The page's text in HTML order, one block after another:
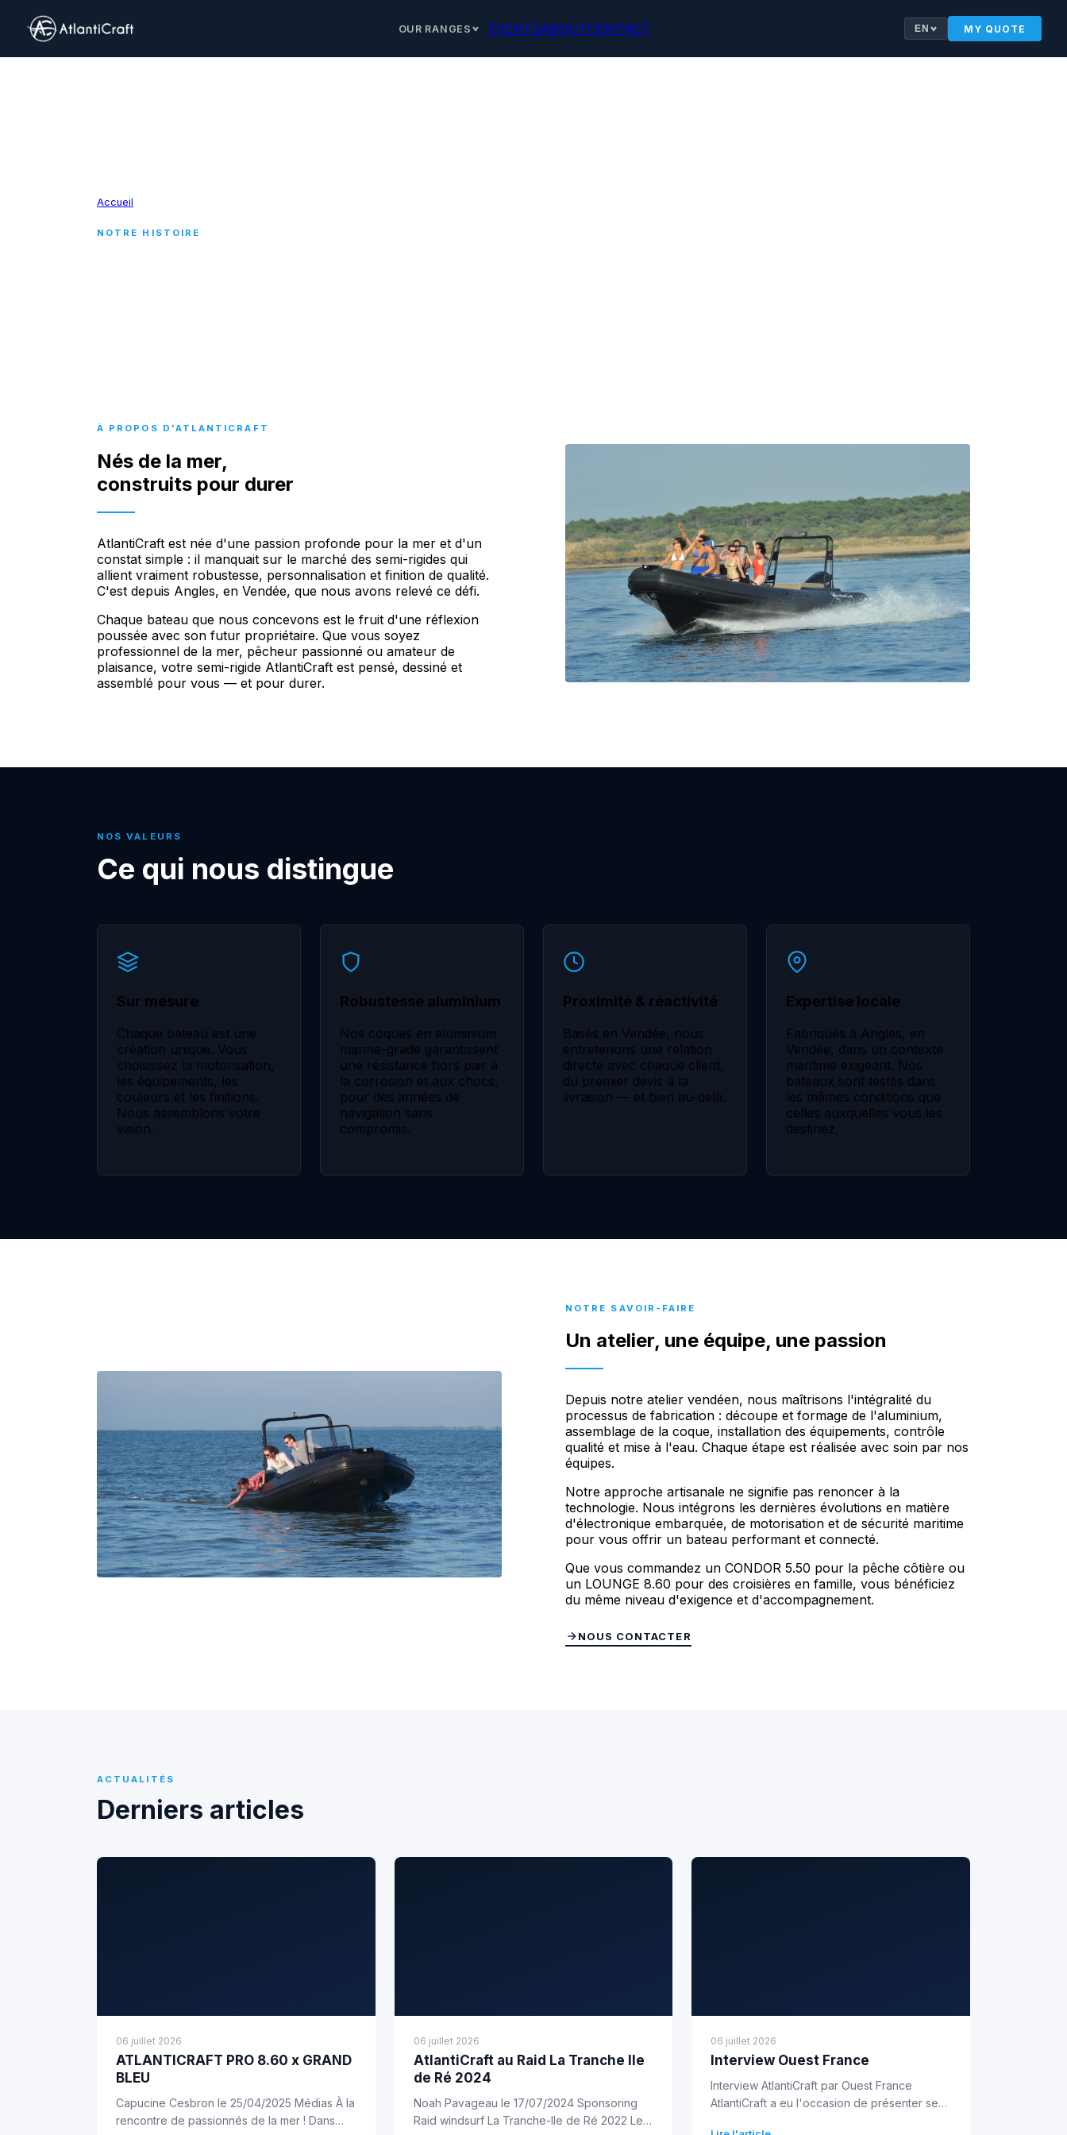
OUR RANGES EVENTSABOUTCONTACT EN MY QUOTE
Accueil
NOTRE HISTOIRE
À PROPOS D'ATLANTICRAFT
Nés de la mer,
construits pour durer
AtlantiCraft est née d'une passion profonde pour la mer et d'un
constat simple : il manquait sur le marché des semi-rigides qui
allient vraiment robustesse, personnalisation et finition de qualité.
C'est depuis Angles, en Vendée, que nous avons relevé ce défi.
Chaque bateau que nous concevons est le fruit d'une réflexion
poussée avec son futur propriétaire. Que vous soyez
professionnel de la mer, pêcheur passionné ou amateur de
plaisance, votre semi-rigide AtlantiCraft est pensé, dessiné et
assemblé pour vous — et pour durer.
NOS VALEURS
Ce qui nous distingue
Sur mesure
Chaque bateau est une
création unique. Vous
choisissez la motorisation,
les équipements, les
couleurs et les finitions.
Nous assemblons votre
vision.
Robustesse aluminium
Nos coques en aluminium
marine-grade garantissent
une résistance hors pair à
la corrosion et aux chocs,
pour des années de
navigation sans
compromis.
Proximité & réactivité
Basés en Vendée, nous
entretenons une relation
directe avec chaque client,
du premier devis à la
livraison — et bien au-delà.
Expertise locale
Fabriqués à Angles, en
Vendée, dans un contexte
maritime exigeant. Nos
bateaux sont testés dans
les mêmes conditions que
celles auxquelles vous les
destinez.
NOTRE SAVOIR-FAIRE
Un atelier, une équipe, une passion
Depuis notre atelier vendéen, nous maîtrisons l'intégralité du
processus de fabrication : découpe et formage de l'aluminium,
assemblage de la coque, installation des équipements, contrôle
qualité et mise à l'eau. Chaque étape est réalisée avec soin par nos
équipes.
Notre approche artisanale ne signifie pas renoncer à la
technologie. Nous intégrons les dernières évolutions en matière
d'électronique embarquée, de motorisation et de sécurité maritime
pour vous offrir un bateau performant et connecté.
Que vous commandez un CONDOR 5.50 pour la pêche côtière ou
un LOUNGE 8.60 pour des croisières en famille, vous bénéficiez
du même niveau d'exigence et d'accompagnement.
NOUS CONTACTER
ACTUALITÉS
Derniers articles
06 juillet 2026
ATLANTICRAFT PRO 8.60 x GRAND
BLEU
Capucine Cesbron le 25/04/2025 Médias À la
rencontre de passionnés de la mer ! Dans
06 juillet 2026
AtlantiCraft au Raid La Tranche Ile
de Ré 2024
Noah Pavageau le 17/07/2024 Sponsoring
Raid windsurf La Tranche-Ile de Ré 2022 Le
06 juillet 2026
Interview Ouest France
Interview AtlantiCraft par Ouest France
AtlantiCraft a eu l'occasion de présenter ses